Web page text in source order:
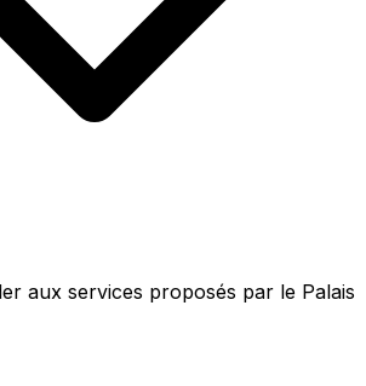
aux services proposés par le Palais